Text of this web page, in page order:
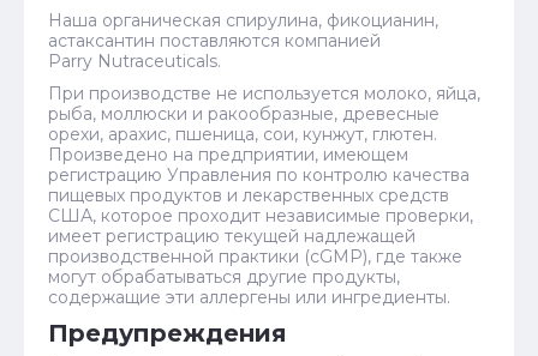
Наша органическая спирулина, фикоцианин,
астаксантин поставляются компанией
Parry Nutraceuticals.
При производстве не используется молоко, яйца,
рыба, моллюски и ракообразные, древесные
орехи, арахис, пшеница, сои, кунжут, глютен.
Произведено на предприятии, имеющем
регистрацию Управления по контролю качества
пищевых продуктов и лекарственных средств
США, которое проходит независимые проверки,
имеет регистрацию текущей надлежащей
производственной практики (cGMP), где также
могут обрабатываться другие продукты,
содержащие эти аллергены или ингредиенты.
Предупреждения